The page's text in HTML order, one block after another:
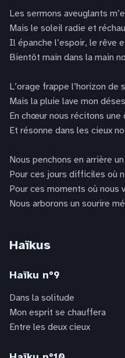
Les sermons aveuglants
Mais le soleil radie et
Il épanche l’espoir, le rêve
Bientôt main dans la main
L’orage frappe l’horizon de
Mais la pluie lave mon
En chœur nous récitons une
Et résonne dans les cieux
Nous penchons en arrière
Pour ces jours difficiles où
Pour ces moments où nous
Nous arborons un sourire
Haïkus
Haïku n°9
Dans la solitude
Mon esprit se chauffera
Entre les deux cieux